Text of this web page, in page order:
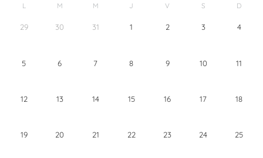
L M M J V S D
29 30 31 1 2 3 4
5 6 7 8 9 10 11
12 13 14 15 16 17 18
19 20 21 22 23 24 25